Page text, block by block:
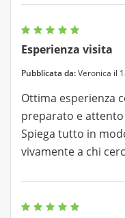
Esperienza visita
Pubblicata da:Veronica il
Ottima esperienza
preparato e attento
Spiega tutto in
vivamente a chi